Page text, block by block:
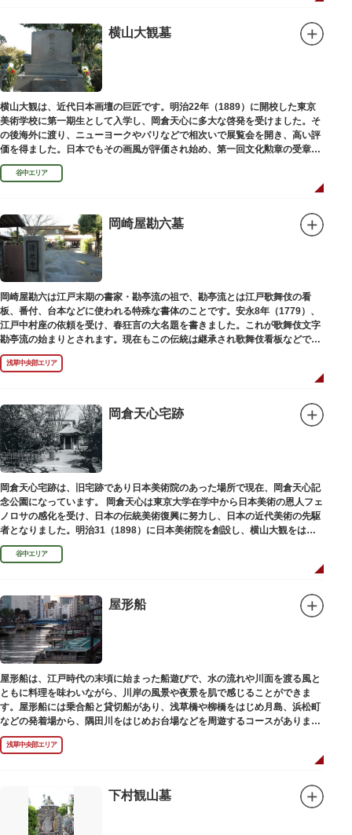
横山大観墓
横山大観は、近代日本画壇の巨匠です。明治22年（1889）に開校した東京
美術学校に第一期生として入学し、岡倉天心に多大な啓発を受けました。そ
の後海外に渡り、ニューヨークやパリなどで相次いで展覧会を開き、高い評
価を得ました。日本でもその画風が評価され始め、第一回文化勲章の受章者
となりました。お墓は谷中霊園にあります。
谷中エリア
岡崎屋勘六墓
岡崎屋勘六は江戸末期の書家・勘亭流の祖で、勘亭流とは江戸歌舞伎の看
板、番付、台本などに使われる特殊な書体のことです。安永8年（1779）、
江戸中村座の依頼を受け、春狂言の大名題を書きました。これが歌舞伎文字
勘亭流の始まりとされます。現在もこの伝統は継承され歌舞伎看板などで使
われています。 お墓は清光寺（せいこうじ）境内にあります。
浅草中央部エリア
岡倉天心宅跡
岡倉天心宅跡は、旧宅跡であり日本美術院のあった場所で現在、岡倉天心記
念公園になっています。 岡倉天心は東京大学在学中から日本美術の恩人フェ
ノロサの感化を受け、日本の伝統美術復興に努力し、日本の近代美術の先駆
者となりました。明治31（1898）に日本美術院を創設し、横山大観をはじ
め優れた画家を世に送り出しました。
谷中エリア
屋形船
屋形船は、江戸時代の末頃に始まった船遊びで、水の流れや川面を渡る風と
ともに料理を味わいながら、川岸の風景や夜景を肌で感じることができま
す。屋形船には乗合船と貸切船があり、浅草橋や柳橋をはじめ月島、浜松町
などの発着場から、隅田川をはじめお台場などを周遊するコースがありま
す。
浅草中央部エリア
下村観山墓